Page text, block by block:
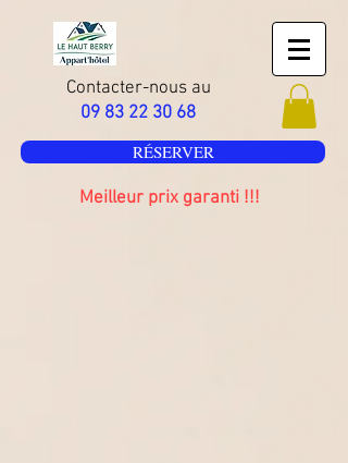
Contacter-nous au
09 83 22 30 68
RÉSERVER
Meilleur prix garanti !!!